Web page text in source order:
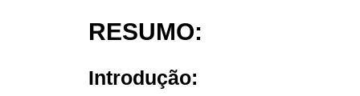
RESUMO:
Introdução: